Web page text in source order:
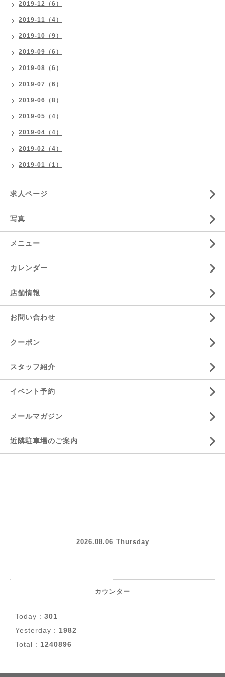
2019-12（6）
2019-11（4）
2019-10（9）
2019-09（6）
2019-08（6）
2019-07（6）
2019-06（8）
2019-05（4）
2019-04（4）
2019-02（4）
2019-01（1）
求人ページ
写真
メニュー
カレンダー
店舗情報
お問い合わせ
クーポン
スタッフ紹介
イベント予約
メールマガジン
近隣駐車場のご案内
2026.08.06 Thursday
カウンター
Today : 301
Yesterday : 1982
Total : 1240896